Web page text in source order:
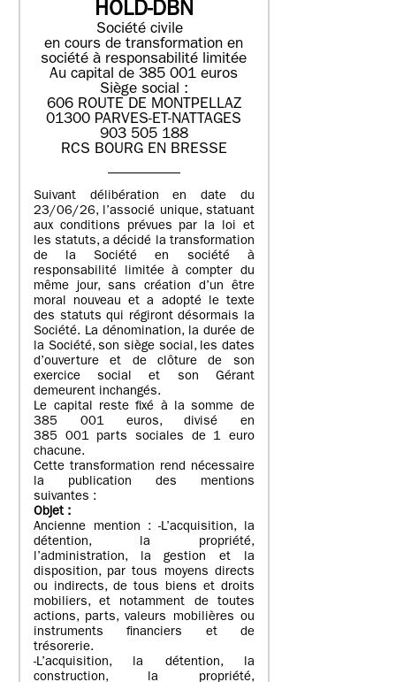
HOLD-DBN
Société civile
en cours de transformation en
société à responsabilité limitée
Au capital de 385 001 euros
Siège social :
606 ROUTE DE MONTPELLAZ
01300 PARVES-ET-NATTAGES
903 505 188
RCS BOURG EN BRESSE
Suivant délibération en date du
23/06/26, l’associé unique, statuant
aux conditions prévues par la loi et
les statuts, a décidé la transformation
de la Société en société à
responsabilité limitée à compter du
même jour, sans création d’un être
moral nouveau et a adopté le texte
des statuts qui régiront désormais la
Société. La dénomination, la durée de
la Société, son siège social, les dates
d’ouverture et de clôture de son
exercice social et son Gérant
demeurent inchangés.
Le capital reste fixé à la somme de
385 001 euros, divisé en
385 001 parts sociales de 1 euro
chacune.
Cette transformation rend nécessaire
la publication des mentions
suivantes :
Objet :
Ancienne mention : -L’acquisition, la
détention, la propriété,
l’administration, la gestion et la
disposition, par tous moyens directs
ou indirects, de tous biens et droits
mobiliers, et notamment de toutes
actions, parts, valeurs mobilières ou
instruments financiers et de
trésorerie.
-L’acquisition, la détention, la
construction, la propriété,